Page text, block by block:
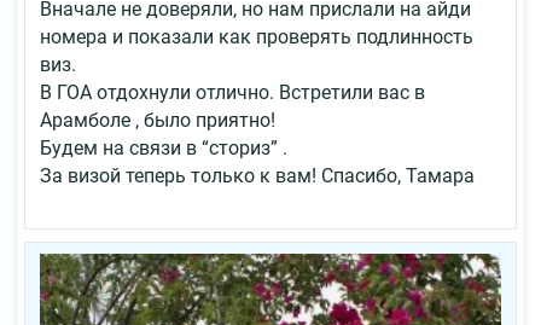
Вначале не доверяли, но нам прислали на айди
номера и показали как проверять подлинность
виз.
В ГОА отдохнули отлично. Встретили вас в
Арамболе , было приятно!
Будем на связи в “сториз” .
За визой теперь только к вам! Спасибо, Тамара